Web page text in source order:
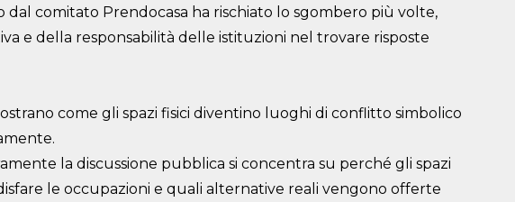
dal comitato Prendocasa ha rischiato lo sgombero più volte,
e della responsabilità delle istituzioni nel trovare risposte
come gli spazi fisici diventino luoghi di conflitto simbolico
la discussione pubblica si concentra su perché gli spazi
le occupazioni e quali alternative reali vengono offerte